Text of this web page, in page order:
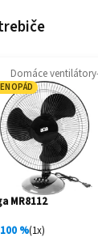
Domáce ventilátory
MR8112
100 % 1x